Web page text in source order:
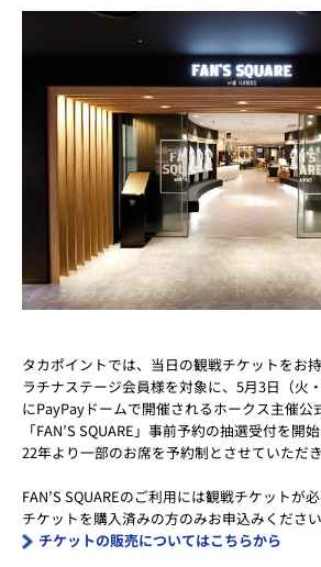
タカポイントでは、当日の観戦チケットをお
ラチナステージ会員様を対象に、5月3日（火
にPayPayドームで開催されるホークス主催公
「FAN’S SQUARE」事前予約の抽選受付を開
22年より一部のお席を予約制とさせていただき
FAN’S SQUAREのご利用には観戦チケットが
チケットを購入済みの方のみお申込みください
チケットの販売についてはこちらから